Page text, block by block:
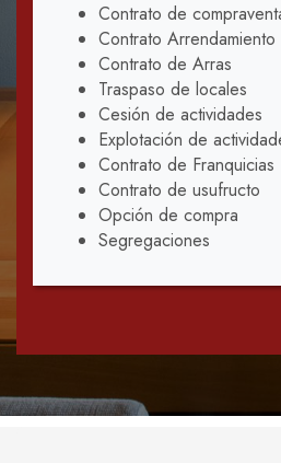
Contrato de
Contrato Arrendamiento
Contrato de Arras
Traspaso de locales
Cesión de actividades
Explotación de
Contrato de Franquicias
Contrato de usufructo
Opción de compra
Segregaciones